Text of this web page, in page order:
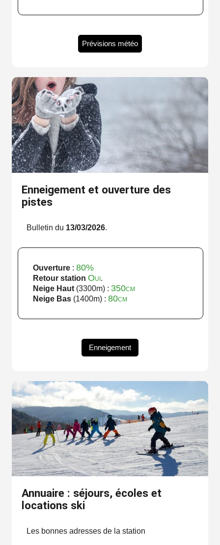
Prévisions météo
Enneigement et ouverture des
pistes
Bulletin du 13/03/2026.
Ouverture: 80%
Retour station Oui.
Neige Haut (3300m) : 350cm
Neige Bas (1400m) : 80cm
Enneigement
Annuaire : séjours, écoles et
locations ski
Les bonnes adresses de la station